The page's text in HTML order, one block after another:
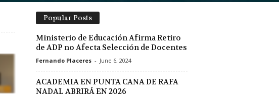
Popular Posts
Ministerio de Educación Afirma Retiro
de ADP no Afecta Selección de Docentes
Fernando Placeres - June 6, 2024
ACADEMIA EN PUNTA CANA DE RAFA
NADAL ABRIRÁ EN 2026